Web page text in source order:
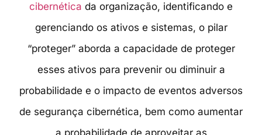
cibernética da organização, identificando e
gerenciando os ativos e sistemas, o pilar
“proteger” aborda a capacidade de proteger
esses ativos para prevenir ou diminuir a
probabilidade e o impacto de eventos adversos
de segurança cibernética, bem como aumentar